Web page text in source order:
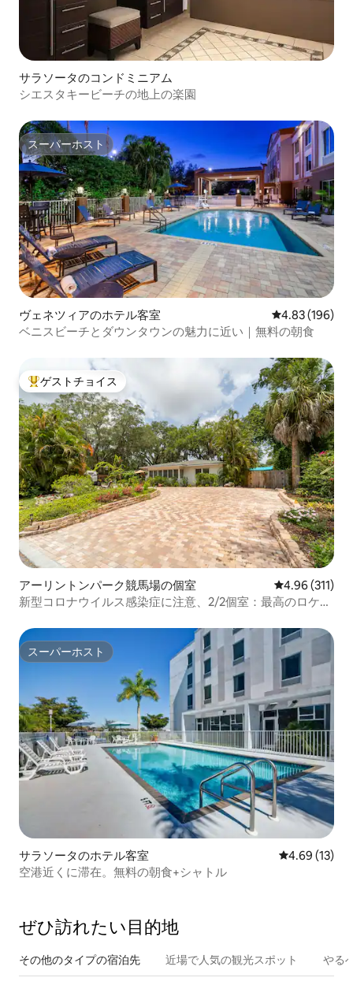
サラソータのコンドミニアム
シエスタキービーチの地上の楽園
スーパーホスト
スーパーホスト
ヴェネツィアのホテル客室 レビュー196
4.83 (196)
ベニスビーチとダウンタウンの魅力に近い｜無料の朝食
大好評のゲストチョイスです。
ゲストチョイス
アーリントンパーク競馬場の個室 レビュー311
4.96 (311)
新型コロナウイルス感染症に注意、2/2個室：最高のロケー
スーパーホスト
スーパーホスト
サラソータのホテル客室 レビュー13
4.69 (13)
空港近くに滞在。無料の朝食+シャトル
ぜひ訪⁠れ⁠た⁠い目⁠的⁠地
その他のタ⁠イ⁠プ⁠の宿⁠泊⁠先 近場で人気の観光スポット やる